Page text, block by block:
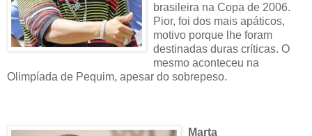
brasileira na Copa de 2006.
Pior, foi dos mais apáticos,
motivo porque lhe foram
destinadas duras críticas. O
mesmo aconteceu na
Olimpíada de Pequim, apesar do sobrepeso.
Marta